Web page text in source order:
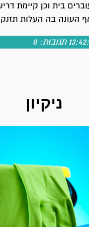
בית וכן קיימת
העונה בה העלות
תגובות:0
ניקיון